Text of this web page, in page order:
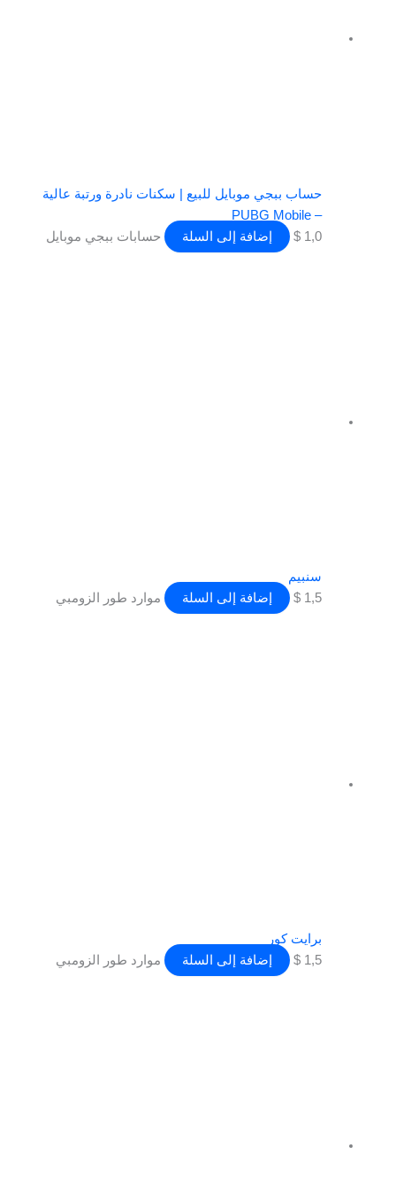
حساب ببجي موبايل للبيع | سكنات نادرة ورتبة عالية
– PUBG Mobile
1,0
$ إضافة إلى السلة حسابات ببجي موبايل
سنبيم
1,5
$ إضافة إلى السلة موارد طور الزومبي
برايت كور
1,5
$ إضافة إلى السلة موارد طور الزومبي